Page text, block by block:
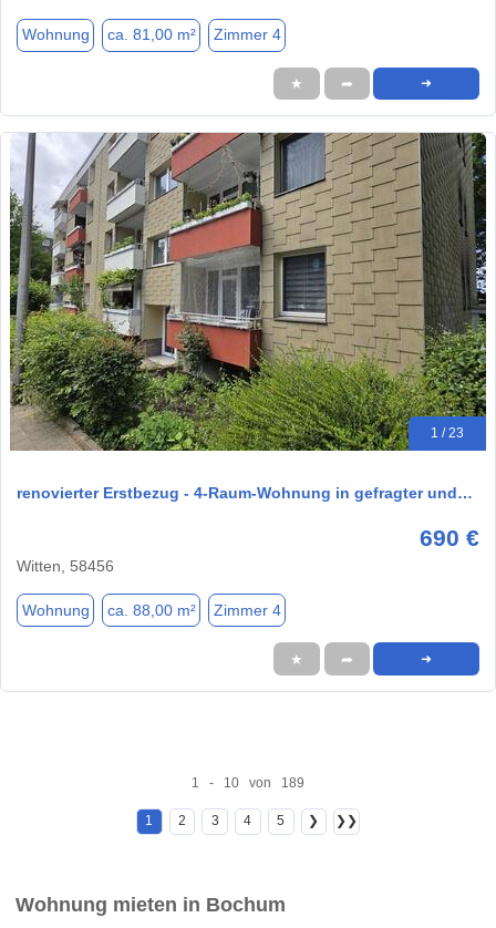
Wohnung ca. 81,00 m² Zimmer 4
★ ➦ ➜
1 / 23
renovierter Erstbezug - 4-Raum-Wohnung in gefragter und…
690 €
Witten, 58456
Wohnung ca. 88,00 m² Zimmer 4
★ ➦ ➜
1 - 10 von 189
1 2 3 4 5 ❯ ❯❯
Wohnung mieten in Bochum